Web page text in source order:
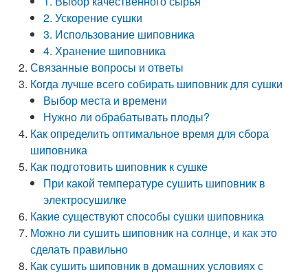
2. Ускорение сушки
3. Использование шиповника
4. Хранение шиповника
Связанные вопросы и ответы
Когда лучше всего собирать шиповник для сушки
Выбор места и времени
Нужно ли обрабатывать плоды?
Как определить оптимальное время для сбора
шиповника
Как подготовить шиповник к сушке
При какой температуре сушить шиповник в
электросушилке
Какие существуют способы сушки шиповника
Можно ли сушить шиповник на солнце, и как это
сделать правильно
Как сушить шиповник в домашних условиях с